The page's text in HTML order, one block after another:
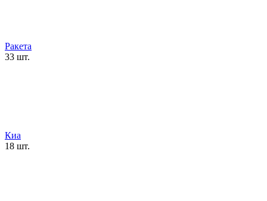
Ракета
33 шт.
Киа
18 шт.